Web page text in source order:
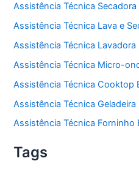
Assistência Técnica
Assistência Técnica Lava e
Assistência Técnica Lavadora
Assistência Técnica Micro-
Assistência Técnica Cooktop
Assistência Técnica
Assistência Técnica Forninho
Tags